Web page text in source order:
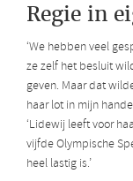
Regie in
‘We hebben veel
ze zelf het besluit
geven. Maar dat
haar lot in mijn
‘Lidewij leeft voor
vijfde Olympische
heel lastig is.’